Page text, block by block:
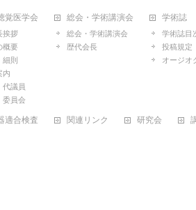
覚医学会
挨拶
概要
細則
内
代議員
委員会
総会・学術講演会
総会・学術講演会
歴代会長
学術誌
学術誌目
投稿規定
オージオ
適合検査 関連リンク 研究会